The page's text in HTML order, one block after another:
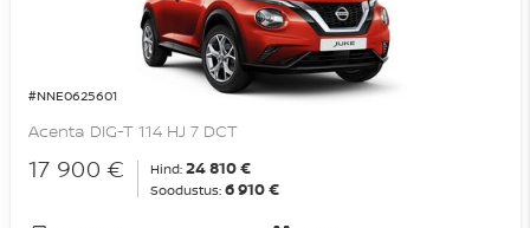
#NNE0625601
Acenta DIG-T 114 HJ 7 DCT
17 900 € Hind: 24 810 €
Soodustus: 6 910 €